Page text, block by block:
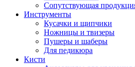
Сопутствующая
Инструменты
Кусачки и щипчики
Ножницы и твизеры
Пушеры и шаберы
Для педикюра
Кисти